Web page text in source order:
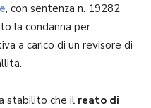
, con sentenza n. 19282
la condanna per
a carico di un revisore di
stabilito che il reato di